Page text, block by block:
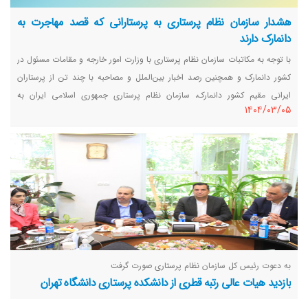
هشدار سازمان نظام پرستاری به پرستارانی که قصد مهاجرت به
دانمارک دارند
با توجه به مکاتبات سازمان نظام پرستاری با وزارت امور خارجه و مقامات مسئول در
کشور دانمارک و همچنین رصد اخبار بین‌الملل و مصاحبه با چند تن از پرستاران
ایرانی مقیم کشور دانمارک، سازمان نظام پرستاری جمهوری اسلامی ایران به
پرستارانی که قصد عزیمت به این کشور برای اشتغال را دارند هشدار داد.
١٤٠٤/٠٣/٠٥
به دعوت رئیس کل سازمان نظام پرستاری صورت گرفت
بازدید هیات عالی رتبه قطری از دانشکده پرستاری دانشگاه تهران